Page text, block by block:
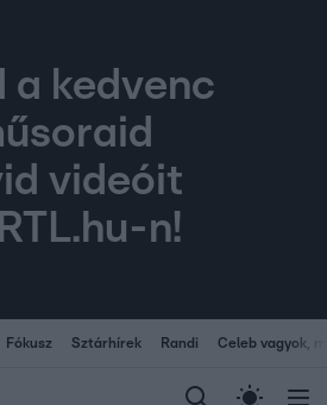
a kedvenc
videóit
n!
Fókusz Sztárhírek Randi Celeb vagyok,